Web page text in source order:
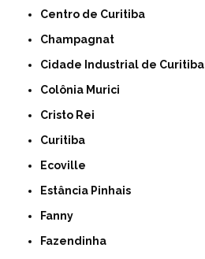
Centro de Curitiba
Champagnat
Cidade Industrial de Curitiba
Colônia Murici
Cristo Rei
Curitiba
Ecoville
Estância Pinhais
Fanny
Fazendinha